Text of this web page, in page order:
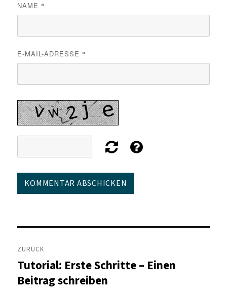
NAME *
E-MAIL-ADRESSE *
Beitragsnavigation
ZURÜCK
Vorheriger
Beitrag:
Tutorial: Erste Schritte – Einen
Beitrag schreiben